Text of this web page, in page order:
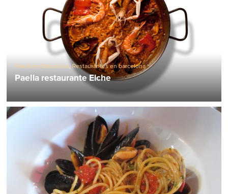
Paella en Barcelona,Restaurantes en barcelona
Paella restaurante Elche